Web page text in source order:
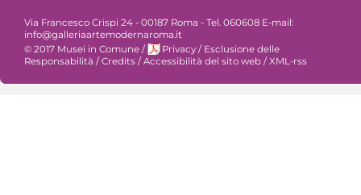
Via Francesco Crispi 24 - 00187 Roma - Tel. 060608 E-mail:
info@galleriaartemodernaroma.it
© 2017 Musei in Comune / Privacy / Esclusione delle
Responsabilità / Credits / Accessibilità del sito web / XML-rss